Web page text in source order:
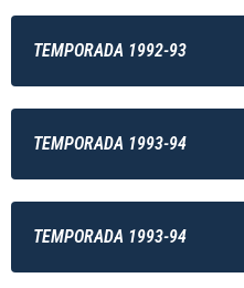
TEMPORADA 1992-93
TEMPORADA 1993-94
TEMPORADA 1993-94